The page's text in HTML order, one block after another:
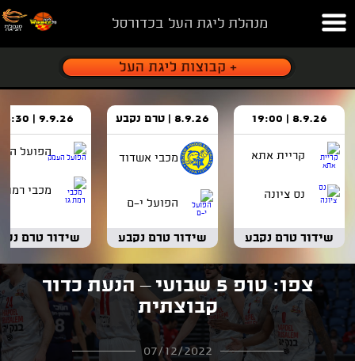
מנהלת ליגת העל בכדורסל
8.9.26 | 19:00
קריית אתא
נס ציונה
שידור טרם נקבע
8.9.26 | טרם נקבע
מכבי אשדוד
הפועל י-ם
שידור טרם נקבע
9.9.26 | 18:30
הפועל
מכבי רמת
שידור טרם
צפו: טופ 5 שבועי – הנעת כדור
קבוצתית
07/12/2022